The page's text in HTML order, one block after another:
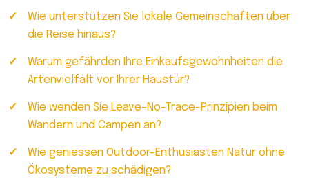
Wie unterstützen Sie lokale Gemeinschaften über
die Reise hinaus?
Warum gefährden Ihre Einkaufsgewohnheiten die
Artenvielfalt vor Ihrer Haustür?
Wie wenden Sie Leave-No-Trace-Prinzipien beim
Wandern und Campen an?
Wie geniessen Outdoor-Enthusiasten Natur ohne
Ökosysteme zu schädigen?